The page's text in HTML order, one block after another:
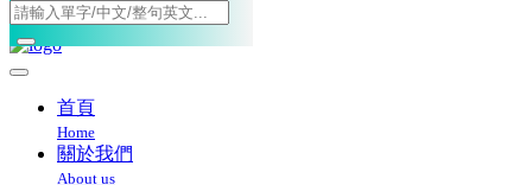
Toggle navigation
首頁
Home
關於我們
About us